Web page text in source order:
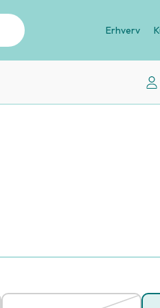
Erhverv